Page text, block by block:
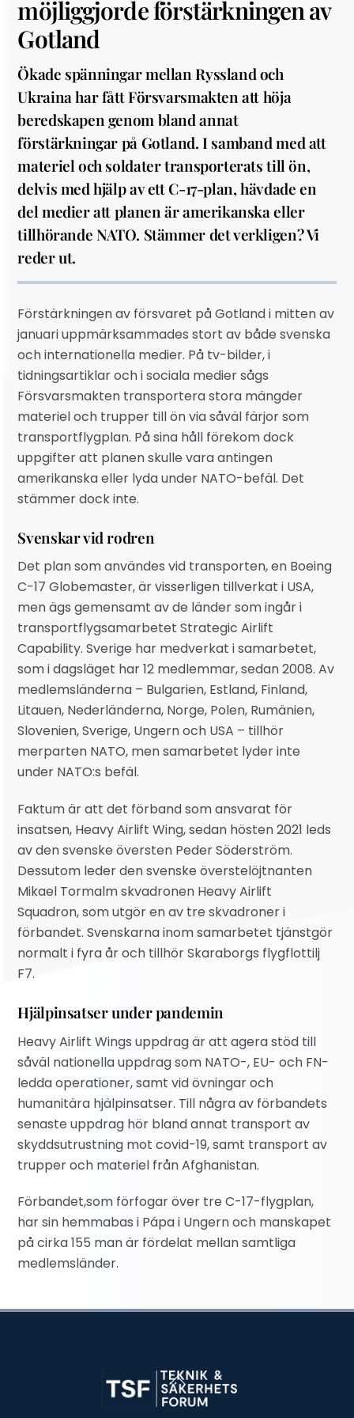
möjliggjorde förstärkningen av
Gotland
Ökade spänningar mellan Ryssland och
Ukraina har fått Försvarsmakten att höja
beredskapen genom bland annat
förstärkningar på Gotland. I samband med att
materiel och soldater transporterats till ön,
delvis med hjälp av ett C-17-plan, hävdade en
del medier att planen är amerikanska eller
tillhörande NATO. Stämmer det verkligen? Vi
reder ut.
Förstärkningen av försvaret på Gotland i mitten av
januari uppmärksammades stort av både svenska
och internationella medier. På tv-bilder, i
tidningsartiklar och i sociala medier sågs
Försvarsmakten transportera stora mängder
materiel och trupper till ön via såväl färjor som
transportflygplan. På sina håll förekom dock
uppgifter att planen skulle vara antingen
amerikanska eller lyda under NATO-befäl. Det
stämmer dock inte.
Svenskar vid rodren
Det plan som användes vid transporten, en Boeing
C-17 Globemaster, är visserligen tillverkat i USA,
men ägs gemensamt av de länder som ingår i
transportflygsamarbetet Strategic Airlift
Capability. Sverige har medverkat i samarbetet,
som i dagsläget har 12 medlemmar, sedan 2008. Av
medlemsländerna – Bulgarien, Estland, Finland,
Litauen, Nederländerna, Norge, Polen, Rumänien,
Slovenien, Sverige, Ungern och USA – tillhör
merparten NATO, men samarbetet lyder inte
under NATO:s befäl.
Faktum är att det förband som ansvarat för
insatsen, Heavy Airlift Wing, sedan hösten 2021 leds
av den svenske översten Peder Söderström.
Dessutom leder den svenske överstelöjtnanten
Mikael Tormalm skvadronen Heavy Airlift
Squadron, som utgör en av tre skvadroner i
förbandet. Svenskarna inom samarbetet tjänstgör
normalt i fyra år och tillhör Skaraborgs flygflottilj
F7.
Hjälpinsatser under pandemin
Heavy Airlift Wings uppdrag är att agera stöd till
såväl nationella uppdrag som NATO-, EU- och FN-
ledda operationer, samt vid övningar och
humanitära hjälpinsatser. Till några av förbandets
senaste uppdrag hör bland annat transport av
skyddsutrustning mot covid-19, samt transport av
trupper och materiel från Afghanistan.
Förbandet,som förfogar över tre C-17-flygplan,
har sin hemmabas i Pápa i Ungern och manskapet
på cirka 155 man är fördelat mellan samtliga
medlemsländer.
Back
To